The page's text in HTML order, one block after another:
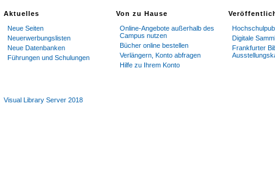
Aktuelles
Neue Seiten
Neuerwerbungslisten
Neue Datenbanken
Führungen und Schulungen
Von zu Hause
Online-Angebote außerhalb des
Campus nutzen
Bücher online bestellen
Verlängern, Konto abfragen
Hilfe zu Ihrem Konto
Digitale
Frankfurter
Visual Library Server 2018